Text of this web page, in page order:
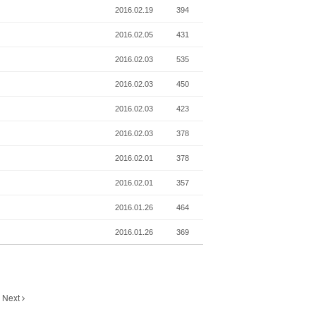
2016.02.19 394
2016.02.05 431
2016.02.03 535
2016.02.03 450
2016.02.03 423
2016.02.03 378
2016.02.01 378
2016.02.01 357
2016.01.26 464
2016.01.26 369
Next